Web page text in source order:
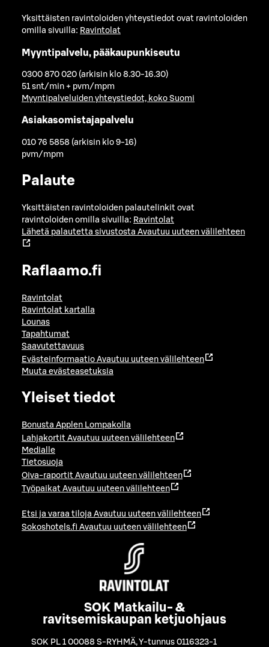
Yksittäisten ravintoloiden yhteystiedot ovat ravintoloiden
omilla sivuilla: Ravintolat
Myyntipalvelu, pääkaupunkiseutu
0300 870 020 (arkisin klo 8.30-16.30)
51 snt/min + pvm/mpm
Myyntipalveluiden yhteystiedot, koko Suomi
Asiakasomistajapalvelu
010 76 5858 (arkisin klo 9-16)
pvm/mpm
Palaute
Yksittäisten ravintoloiden palautelinkit ovat
ravintoloiden omilla sivuilla: Ravintolat
Lähetä palautetta sivustosta Avautuu uuteen välilehteen
Raflaamo.fi
Ravintolat
Ravintolat kartalla
Lounas
Tapahtumat
Saavutettavuus
Evästeinformaatio Avautuu uuteen välilehteen
Muuta evästeasetuksia
Yleiset tiedot
Bonusta Applen Lompakolla
Lahjakortit Avautuu uuteen välilehteen
Medialle
Tietosuoja
Oiva-raportit Avautuu uuteen välilehteen
Työpaikat Avautuu uuteen välilehteen
Etsi ja varaa tiloja Avautuu uuteen välilehteen
Sokoshotels.fi Avautuu uuteen välilehteen
SOK Matkailu- &
ravitsemiskaupan ketjuohjaus
SOK PL 1 00088 S-RYHMÄ,Y-tunnus 0116323-1